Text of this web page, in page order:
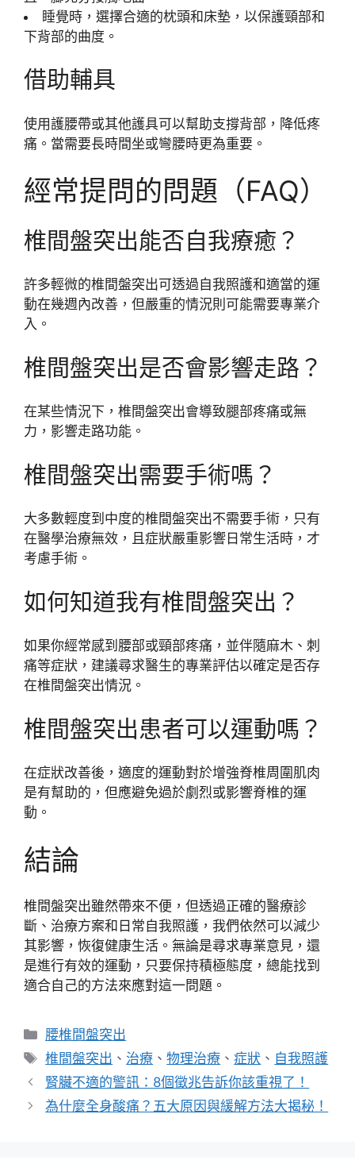
睡覺時，選擇合適的枕頭和床墊，以保護頸部和
下背部的曲度。
借助輔具
使用護腰帶或其他護具可以幫助支撐背部，降低疼
痛。當需要長時間坐或彎腰時更為重要。
經常提問的問題（FAQ）
椎間盤突出能否自我療癒？
許多輕微的椎間盤突出可透過自我照護和適當的運
動在幾週內改善，但嚴重的情況則可能需要專業介
入。
椎間盤突出是否會影響走路？
在某些情況下，椎間盤突出會導致腿部疼痛或無
力，影響走路功能。
椎間盤突出需要手術嗎？
大多數輕度到中度的椎間盤突出不需要手術，只有
在醫學治療無效，且症狀嚴重影響日常生活時，才
考慮手術。
如何知道我有椎間盤突出？
如果你經常感到腰部或頸部疼痛，並伴隨麻木、刺
痛等症狀，建議尋求醫生的專業評估以確定是否存
在椎間盤突出情況。
椎間盤突出患者可以運動嗎？
在症狀改善後，適度的運動對於增強脊椎周圍肌肉
是有幫助的，但應避免過於劇烈或影響脊椎的運
動。
結論
椎間盤突出雖然帶來不便，但透過正確的醫療診
斷、治療方案和日常自我照護，我們依然可以減少
其影響，恢復健康生活。無論是尋求專業意見，還
是進行有效的運動，只要保持積極態度，總能找到
適合自己的方法來應對這一問題。
分
類
腰椎間盤突出
標
籤
椎間盤突出 、 治療 、物理治療 、症狀 、 自我照護
腎臟不適的警訊：8個徵兆告訴你該重視了！
為什麼全身酸痛？五大原因與緩解方法大揭秘！